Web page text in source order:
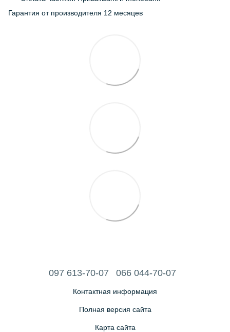
Гарантия от производителя 12 месяцев
097 613-70-07 066 044-70-07
Контактная информация
Полная версия сайта
Карта сайта